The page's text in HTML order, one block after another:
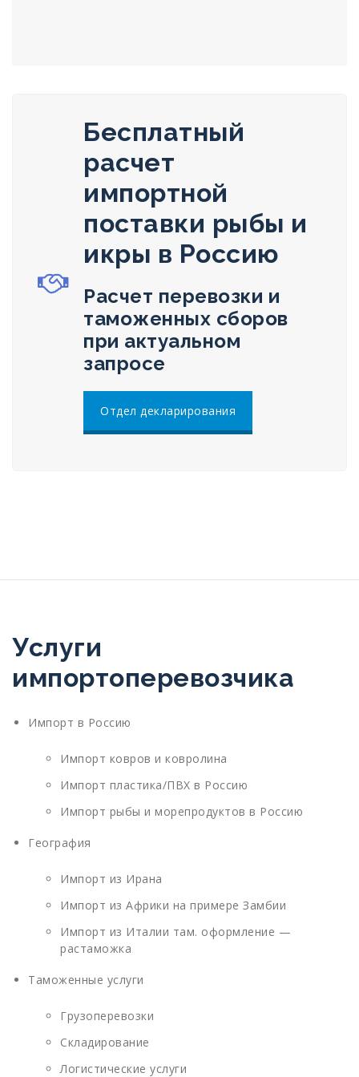
Бесплатный
расчет
импортной
поставки рыбы и
икры в Россию
Расчет перевозки и
таможенных сборов
при актуальном
запросе
Отдел декларирования
Услуги
импортоперевозчика
Импорт в Россию
Импорт ковров и ковролина
Импорт пластика/ПВХ в Россию
Импорт рыбы и морепродуктов в Россию
География
Импорт из Ирана
Импорт из Африки на примере Замбии
Импорт из Италии там. оформление —
растаможка
Таможенные услуги
Грузоперевозки
Складирование
Логистические услуги